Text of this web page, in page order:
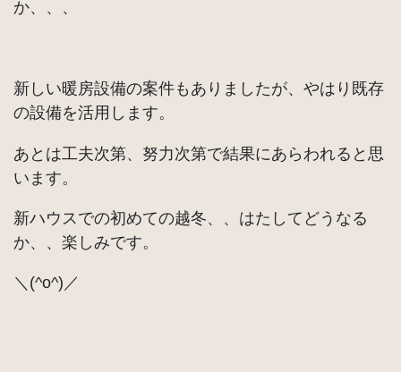
か、、、
新しい暖房設備の案件もありましたが、やはり既存
の設備を活用します。
あとは工夫次第、努力次第で結果にあらわれると思
います。
新ハウスでの初めての越冬、、はたしてどうなる
か、、楽しみです。
＼(^o^)／